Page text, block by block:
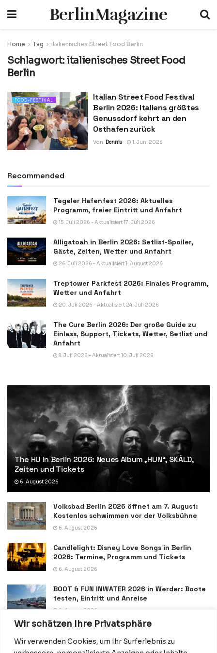
Wir schätzen Ihre Privatsphäre
Wir verwenden Cookies, um Ihr Surferlebnis zu
BerlinMagazine
Home Tag italienisches Street Food Berlin
Schlagwort: italienisches Street Food
Berlin
FOOD-FESTIVAL
Italian Street Food Festival
Berlin 2026: Italiens größtes
Genussdorf kehrt an den
Osthafen zurück
Von Dennis 1. Juni 2026
Recommended
Tegeler Hafenfest 2026: Aktuelles
Programm, freier Eintritt und Anfahrt
15. Juli 2026 - Aktualisiert 17. Juli 2026
Alligatoah in Berlin 2026: Setlist-Spoiler,
Gäste, Zeiten, Wetter und Anfahrt
26. Juli 2026 - Aktualisiert 1. August 2026
Treptower Parkfest 2026: Finales Programm,
Wetter und Anfahrt
20. Juli 2026 - Aktualisiert 24. Juli 2026
The Cure Berlin 2026: Der große Guide zu
Einlass, Support, Tickets, Wetter, Setlist und
Anfahrt
8. Juli 2026 - Aktualisiert 10. Juli 2026
The HU in Berlin 2026: Neues Album „HUN“, SKÁLD,
Zeiten und Tickets
6. August 2026
Volksbad Berlin 2026 öffnet am 7. August:
Kostenlos schwimmen vor der Volksbühne
6. August 2026
Candlelight: Disney Love Songs in Berlin
2026: Termine, Programm und Tickets
6. August 2026
BOOT & FUN INWATER 2026 in Werder: Boote
testen, Eintritt und Anreise
6. August 2026